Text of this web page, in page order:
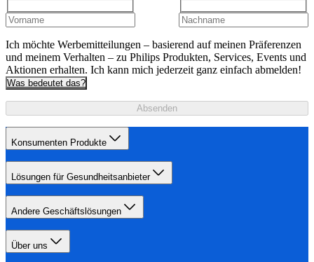
Ich möchte Werbemitteilungen – basierend auf meinen Präferenzen
und meinem Verhalten – zu Philips Produkten, Services, Events und
Aktionen erhalten. Ich kann mich jederzeit ganz einfach abmelden!
Was bedeutet das?
Absenden
Konsumenten Produkte
Lösungen für Gesundheitsanbieter
Andere Geschäftslösungen
Über uns